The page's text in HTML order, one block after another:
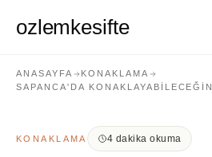
ozlemkesifte
ANASAYFA
KONAKLAMA
SAPANCA'DA
KONAKLAMA 4 dakika okuma